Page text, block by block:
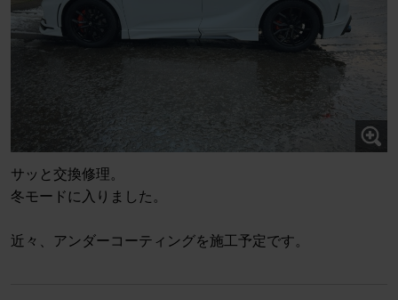
サッと交換修理。
冬モードに入りました。
近々、アンダーコーティングを施工予定です。